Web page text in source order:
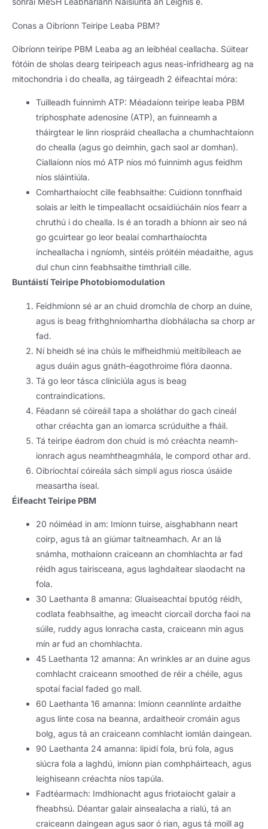
Conas a Oibríonn Teiripe Leaba PBM?
Oibríonn teiripe PBM Leaba ag an leibhéal ceallacha. Súitear
fótóin de sholas dearg teiripeach agus neas-infridhearg ag na
mitochondria i do chealla, ag táirgeadh 2 éifeachtaí móra:
Tuilleadh fuinnimh ATP: Méadaíonn teiripe leaba PBM
triphosphate adenosine (ATP), an fuinneamh a
tháirgtear le linn riospráid cheallacha a chumhachtaíonn
do chealla (agus go deimhin, gach saol ar domhan).
Ciallaíonn níos mó ATP níos mó fuinnimh agus feidhm
níos sláintiúla.
Comharthaíocht cille feabhsaithe: Cuidíonn tonnfhaid
solais ar leith le timpeallacht ocsaídiúcháin níos fearr a
chruthú i do chealla. Is é an toradh a bhíonn air seo ná
go gcuirtear go leor bealaí comharthaíochta
incheallacha i ngníomh, sintéis próitéin méadaithe, agus
dul chun cinn feabhsaithe timthriall cille.
Buntáistí Teiripe Photobiomodulation
Feidhmíonn sé ar an chuid dromchla de chorp an duine,
agus is beag frithghníomhartha díobhálacha sa chorp ar
fad.
Ní bheidh sé ina chúis le mífheidhmiú meitibileach ae
agus duáin agus gnáth-éagothroime flóra daonna.
Tá go leor tásca cliniciúla agus is beag
contraindications.
Féadann sé cóireáil tapa a sholáthar do gach cineál
othar créachta gan an iomarca scrúduithe a fháil.
Tá teiripe éadrom don chuid is mó créachta neamh-
ionrach agus neamhtheagmhála, le compord othar ard.
Oibríochtaí cóireála sách simplí agus riosca úsáide
measartha íseal.
Éifeacht Teiripe PBM
20 nóiméad in am: Imíonn tuirse, aisghabhann neart
coirp, agus tá an giúmar taitneamhach. Ar an lá
snámha, mothaíonn craiceann an chomhlachta ar fad
réidh agus tairisceana, agus laghdaítear slaodacht na
fola.
30 Laethanta 8 amanna: Gluaiseachtaí bputóg réidh,
codlata feabhsaithe, ag imeacht ciorcail dorcha faoi na
súile, ruddy agus lonracha casta, craiceann mín agus
mín ar fud an chomhlachta.
45 Laethanta 12 amanna: An wrinkles ar an duine agus
comhlacht craiceann smoothed de réir a chéile, agus
spotaí facial faded go mall.
60 Laethanta 16 amanna: Imíonn ceannlínte ardaithe
agus línte cosa na beanna, ardaitheoir cromáin agus
bolg, agus tá an craiceann comhlacht iomlán daingean.
90 Laethanta 24 amanna: lipidí fola, brú fola, agus
siúcra fola a laghdú, imíonn pian comhpháirteach, agus
leighiseann créachta níos tapúla.
Fadtéarmach: Imdhíonacht agus friotaíocht galair a
fheabhsú. Déantar galair ainsealacha a rialú, tá an
craiceann daingean agus saor ó rian, agus tá moill ag